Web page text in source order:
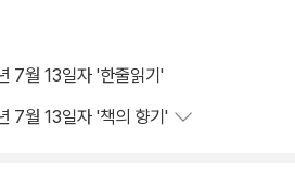
언제나 ‘다른 방식’으로 보려 했던 존 버
서문, 비평문, 번역문 등 다채로운 형식
지 보여준다. 또한 처음 예술에 대한 글
7월 13일자 '한줄읽기'
7월 13일자 '책의 향기'